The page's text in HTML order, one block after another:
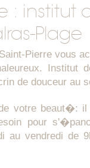
:
Plage
Pierre vous
Institut
de douceur au
votre beaut�:
pour
au vendredi